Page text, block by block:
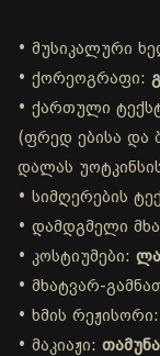
• მუსიკალური
• ქორეოგრაფი:
• ქართული
(ფრედ ებისა და
დალას
• სიმღერების
• დამდგმელი
• კოსტიუმები:
• მხატვარ-
• ხმის რეჟისორი:
• მაკიაჟი: